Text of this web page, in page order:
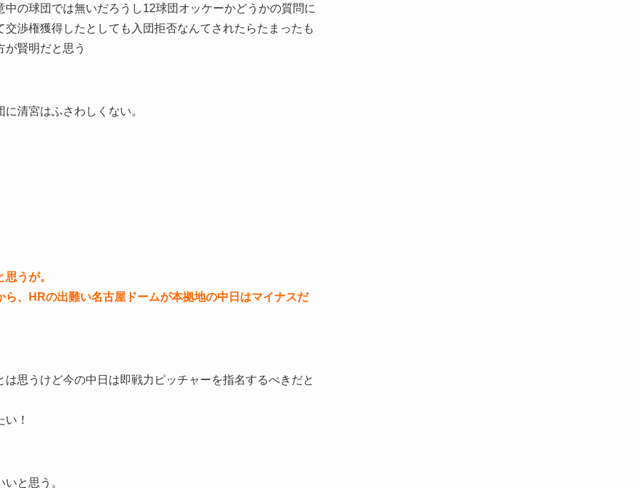
の球団では無いだろうし12球団オッケーかどうかの質問に
渉権獲得したとしても入団拒否なんてされたらたまったも
賢明だと思う
清宮はふさわしくない。
うが。
、HRの出難い名古屋ドームが本拠地の中日はマイナスだ
思うけど今の中日は即戦力ピッチャーを指名するべきだと
！
と思う。